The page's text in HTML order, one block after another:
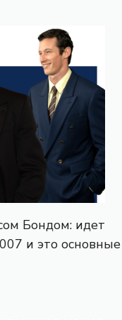
Бондом: идет
и это основные